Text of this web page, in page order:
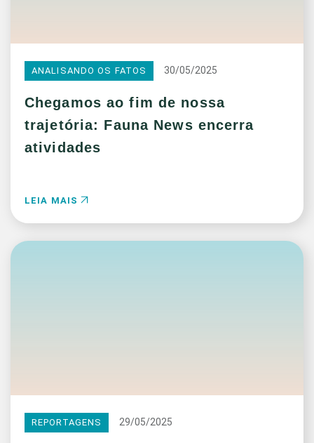
ANALISANDO OS FATOS 30/05/2025
Chegamos ao fim de nossa
trajetória: Fauna News encerra
atividades
LEIA MAIS
REPORTAGENS 29/05/2025